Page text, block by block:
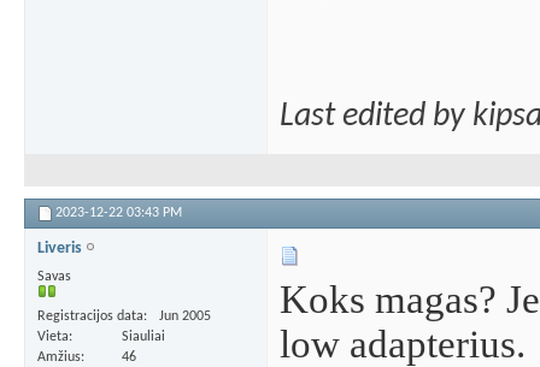
Last edited by
2023-12-22 03:43 PM
Liveris
Savas
Registracijos data
Jun 2005
Vieta
Siauliai
Amžius
46
Koks magas?
low adapterius.